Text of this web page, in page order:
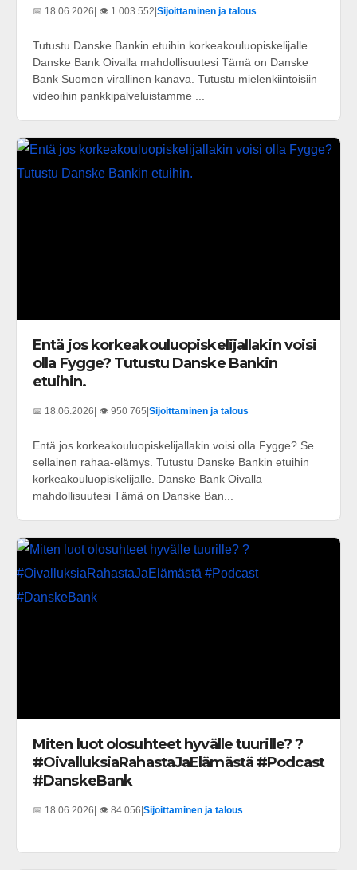
📅 18.06.2026 | 👁️ 1 003 552 Sijoittaminen ja talous
Tutustu Danske Bankin etuihin korkeakouluopiskelijalle.
Danske Bank Oivalla mahdollisuutesi Tämä on Danske
Bank Suomen virallinen kanava. Tutustu mielenkiintoisiin
videoihin pankkipalveluistamme ...
Entä jos korkeakouluopiskelijallakin voisi
olla Fygge? Tutustu Danske Bankin
etuihin.
📅 18.06.2026| 👁️ 950 765|Sijoittaminen ja talous
Entä jos korkeakouluopiskelijallakin voisi olla Fygge? Se
sellainen rahaa-elämys. Tutustu Danske Bankin etuihin
korkeakouluopiskelijalle. Danske Bank Oivalla
mahdollisuutesi Tämä on Danske Ban...
Miten luot olosuhteet hyvälle tuurille? ?
#OivalluksiaRahastaJaElämästä #Podcast
#DanskeBank
📅 18.06.2026 | 👁️ 84 056 Sijoittaminen ja talous